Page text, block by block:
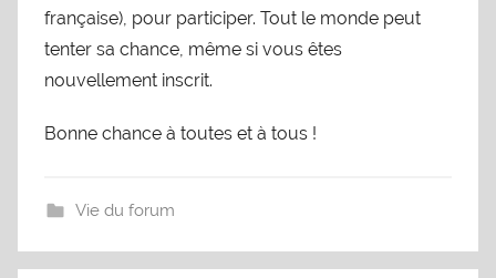
française), pour participer. Tout le monde peut
tenter sa chance, même si vous êtes
nouvellement inscrit.
Bonne chance à toutes et à tous !
Vie du forum